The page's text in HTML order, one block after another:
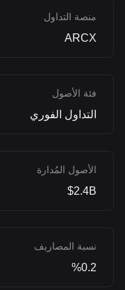
منصة التداول
ARCX
فئة الأصول
التداول الفوري
الأصول المُدارة
$2.4B
نسبة المصاريف
%0.2